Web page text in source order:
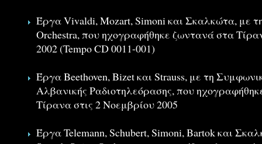
Έργα Vivaldi, Mozart, Simoni και Σκαλκώτα, με
Orchestra, που ηχογραφήθηκε ζωντανά στα
2002 (Tempo CD 0011-001)
Έργα Beethoven, Bizet και Strauss, με τη
Αλβανικής Ραδιοτηλεόρασης, που
Τίρανα στις 2 Νοεμβρίου 2005
Έργα Telemann, Schubert, Simoni, Bartok και